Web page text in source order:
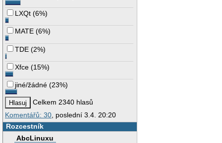
LXQt (6%)
MATE (6%)
TDE (2%)
Xfce (15%)
jiné/žádné (23%)
Celkem 2340 hlasů
Komentářů: 30 , poslední 3.4. 20:20
Rozcestník
AbcLinuxu